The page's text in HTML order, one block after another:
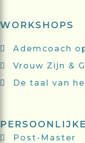
WORKSHOPS
Ademcoach
Vrouw Zijn &
De taal van
Post-Master